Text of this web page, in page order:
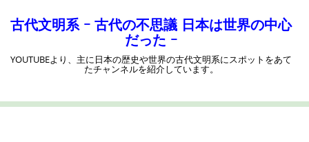
キ
古代文明系 ｰ 古代の不思議 日本は世界の中心
だった ｰ
YOUTUBEより、主に日本の歴史や世界の古代文明系にスポットをあて
たチャンネルを紹介しています。